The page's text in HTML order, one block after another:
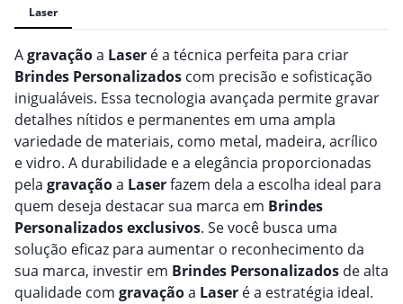
Laser
Agravaçãoa Laser é a técnica perfeita para criar
Brindes Personalizados com precisão e sofisticação
inigualáveis. Essa tecnologia avançada permite gravar
detalhes nítidos e permanentes em uma ampla
variedade de materiais, como metal, madeira, acrílico
e vidro. A durabilidade e a elegância proporcionadas
pela gravaçãoa Laserfazem dela a escolha ideal para
quem deseja destacar sua marca em Brindes
Personalizadosexclusivos. Se você busca uma
solução eficaz para aumentar o reconhecimento da
sua marca, investir em Brindes Personalizados de alta
qualidade com gravaçãoa Laser é a estratégia ideal.